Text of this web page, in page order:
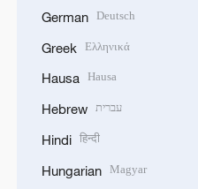
German Deutsch
Greek Ελληνικά
Hausa Hausa
Hebrew עברית
Hindi हिन्दी
Hungarian Magyar